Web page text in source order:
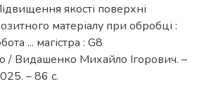
якості поверхні
матеріалу при обробці :
... магістра : G8
/ Видашенко Михайло Ігорович. –
– 86 с.